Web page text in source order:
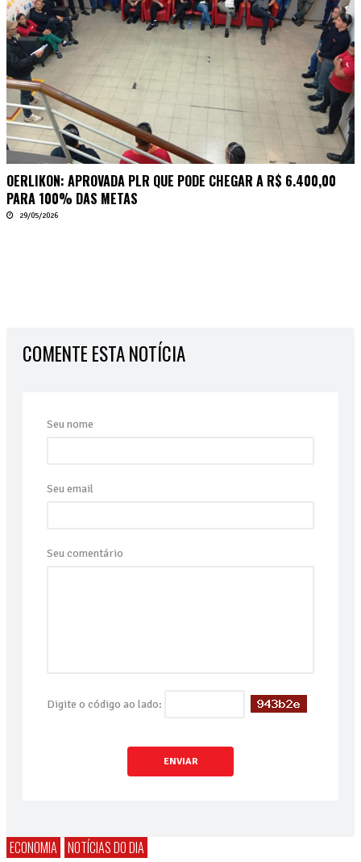
OERLIKON: APROVADA PLR QUE PODE CHEGAR A R$ 6.400,00
PARA 100% DAS METAS
29/05/2026
COMENTE ESTA NOTÍCIA
Seu nome
Seu email
Seu comentário
Digite o código ao lado:
ENVIAR
ECONOMIA NOTÍCIAS DO DIA